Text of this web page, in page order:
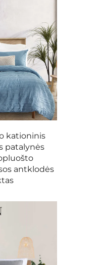
kationinis
patalynės
antklodės